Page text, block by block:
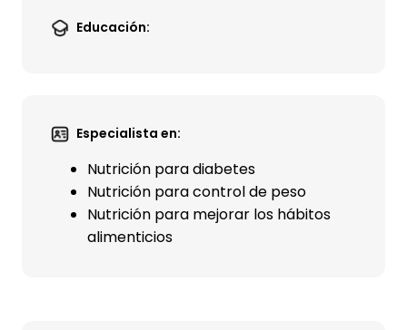
Educación:
Especialista en:
Nutrición para diabetes
Nutrición para control de peso
Nutrición para mejorar los hábitos
alimenticios